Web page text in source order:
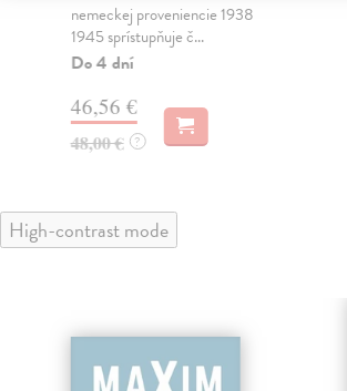
nemeckej proveniencie 1938
1945 sprístupňuje č...
Do 4 dní
46,56 €
48,00 € ?
High-contrast mode